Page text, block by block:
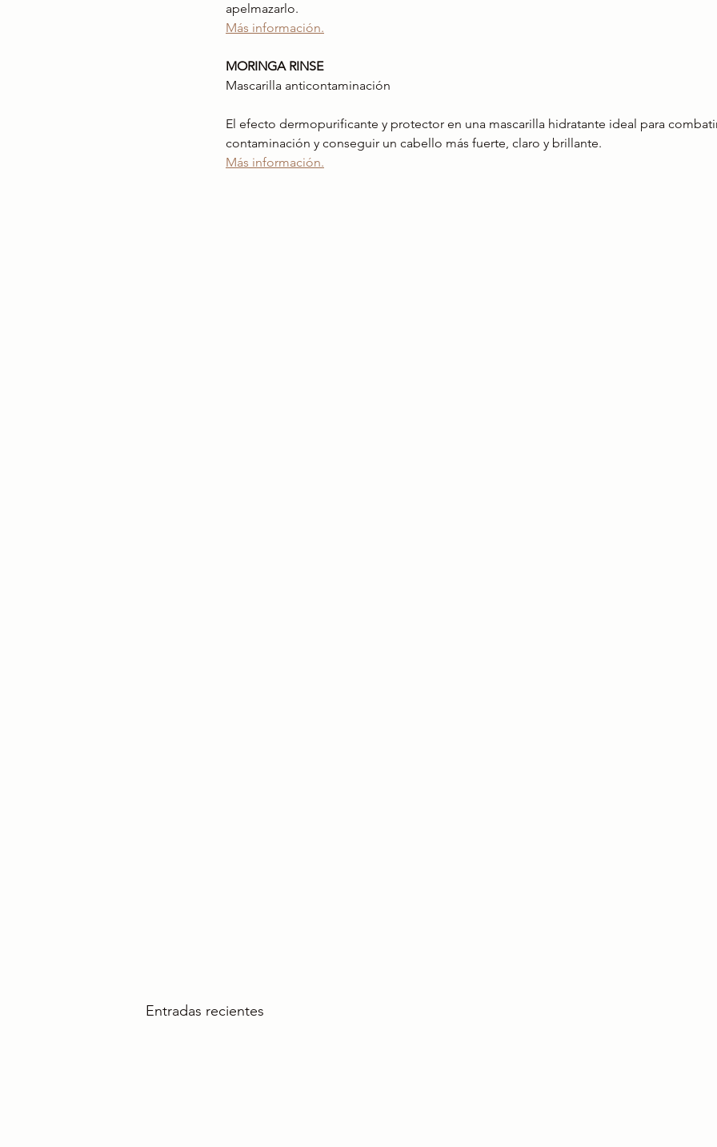
apelmazarlo.
Más información.
MORINGA RINSE
Mascarilla anticontaminación
El efecto dermopurificante y protector en una mascarilla hidratante ideal para
contaminación y conseguir un cabello más fuerte, claro y brillante.
Más información.
Entradas recientes